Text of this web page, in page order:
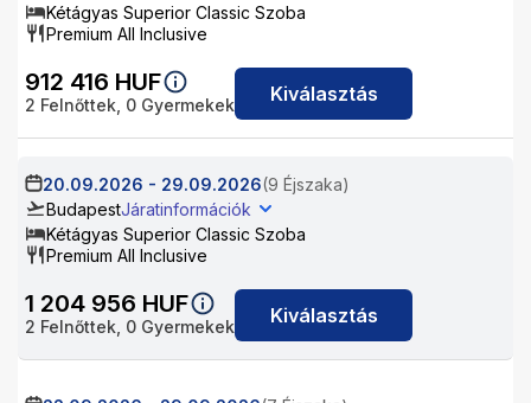
Kétágyas Superior Classic Szoba
Premium All Inclusive
912 416 HUF
2 Felnőttek, 0 Gyermekek Kiválasztás
20.09.2026 - 29.09.2026(9 Éjszaka)
BudapestJáratinformációk
Kétágyas Superior Classic Szoba
Premium All Inclusive
1 204 956 HUF
2 Felnőttek, 0 Gyermekek Kiválasztás